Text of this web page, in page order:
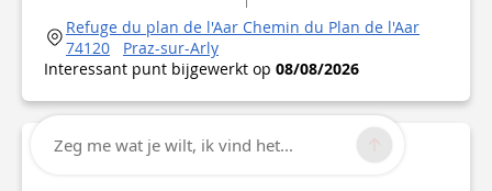
Refuge du plan de l'Aar Chemin du Plan de l'Aar
74120
Praz-sur-Arly
Interessant punt bijgewerkt op 08/08/2026
Zeg me wat je wilt, ik vind het...